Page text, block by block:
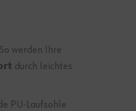
werden Ihre
durch leichtes
PU-Laufsohle